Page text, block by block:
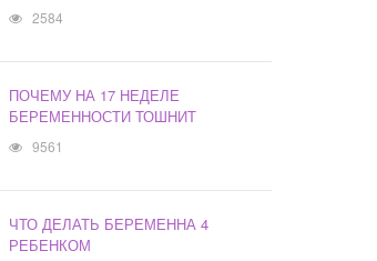
2584
ПОЧЕМУ НА 17 НЕДЕЛЕ
БЕРЕМЕННОСТИ ТОШНИТ
9561
ЧТО ДЕЛАТЬ БЕРЕМЕННА 4
РЕБЕНКОМ